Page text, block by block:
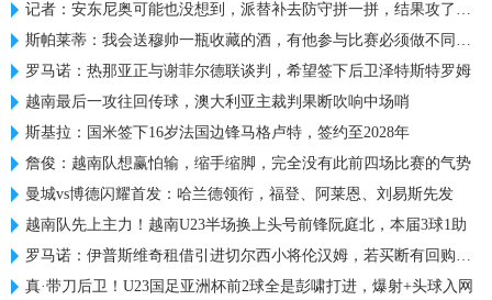
记者：安东尼奥可能也没想到，派替补去防守拼一拼，结果攻了半场
斯帕莱蒂：我会送穆帅一瓶收藏的酒，有他参与比赛必须做不同准备
罗马诺：热那亚正与谢菲尔德联谈判，希望签下后卫泽特斯特罗姆
越南最后一攻往回传球，澳大利亚主裁判果断吹响中场哨
斯基拉：国米签下16岁法国边锋马格卢特，签约至2028年
詹俊：越南队想赢怕输，缩手缩脚，完全没有此前四场比赛的气势
曼城vs博德闪耀首发：哈兰德领衔，福登、阿莱恩、刘易斯先发
越南队先上主力！越南U23半场换上头号前锋阮庭北，本届3球1助
罗马诺：伊普斯维奇租借引进切尔西小将伦汉姆，若买断有回购条款
真·带刀后卫！U23国足亚洲杯前2球全是彭啸打进，爆射+头球入网